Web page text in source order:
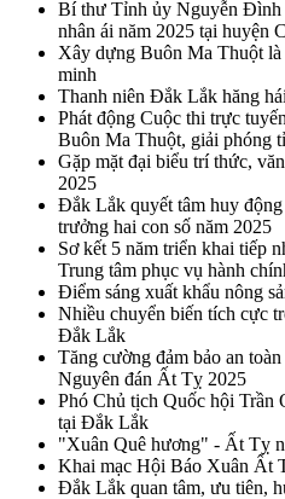
Bí thư Tỉnh ủy Nguyễn Đình
nhân ái năm 2025 tại huyện
Xây dựng Buôn Ma Thuột
minh
Thanh niên Đắk Lắk hăng
Phát động Cuộc thi trực
Buôn Ma Thuột, giải phóng
Gặp mặt đại biểu trí thức,
2025
Đắk Lắk quyết tâm huy
trưởng hai con số năm 2025
Sơ kết 5 năm triển khai tiếp
Trung tâm phục vụ hành
Điểm sáng xuất khẩu nông
Nhiều chuyển biến tích cực
Đắk Lắk
Tăng cường đảm bảo an
Nguyên đán Ất Tỵ 2025
Phó Chủ tịch Quốc hội Trần
tại Đắk Lắk
"Xuân Quê hương" - Ất Tỵ
Khai mạc Hội Báo Xuân Ất
Đắk Lắk quan tâm, ưu tiên,